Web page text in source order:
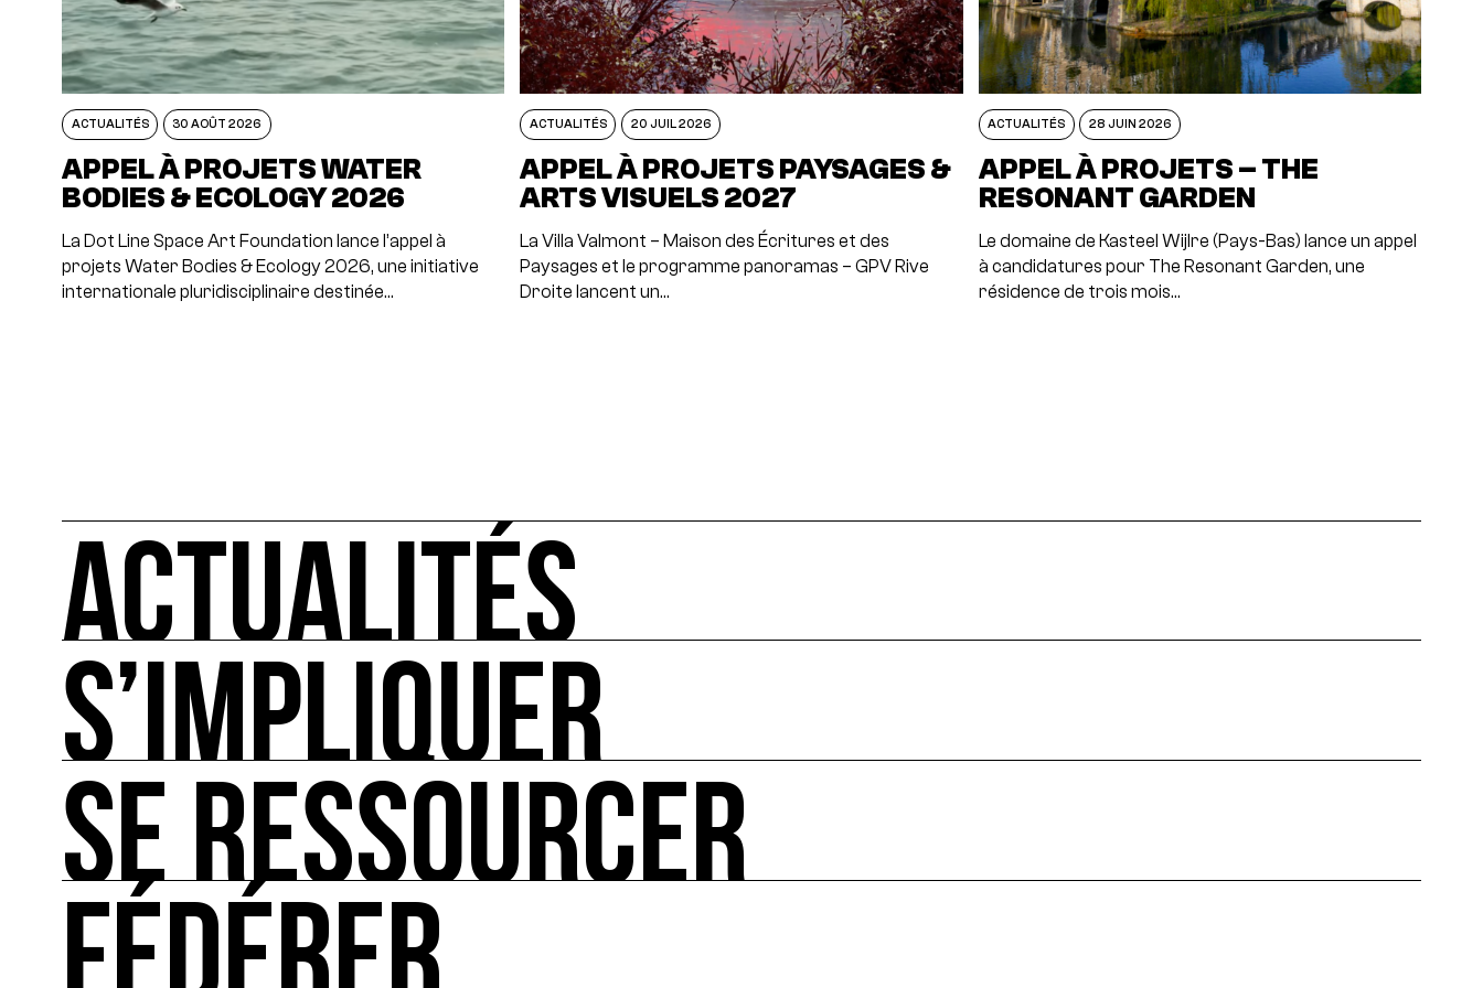
ACTUALITÉS 30 AOÛT 2026
APPEL À PROJETS WATER
BODIES & ECOLOGY 2026
La Dot Line Space Art Foundation lance l’appel à
projets Water Bodies & Ecology 2026, une initiative
internationale pluridisciplinaire destinée…
ACTUALITÉS 20 JUIL 2026
APPEL À PROJETS PAYSAGES &
ARTS VISUELS 2027
La Villa Valmont – Maison des Écritures et des
Paysages et le programme panoramas – GPV Rive
Droite lancent un…
ACTUALITÉS 28 JUIN 2026
APPEL À PROJETS – THE
RESONANT GARDEN
Le domaine de Kasteel Wijlre (Pays-Bas) lance un appel
à candidatures pour The Resonant Garden, une
résidence de trois mois…
ACTUALITÉS
ACTUALITÉS
L'actualité française et internationale des rendez-vous de l'art et de l'écologie : manifestations, appels à projets, rencontres...
S’IMPLIQUER
S’IMPLIQUER
Les bonnes pratiques, guides et outils pour réduire ses impacts.
SE RESSOURCER
SE RESSOURCER
Les ressources théoriques et inspirantes sur les enjeux croisés culture et écologie.